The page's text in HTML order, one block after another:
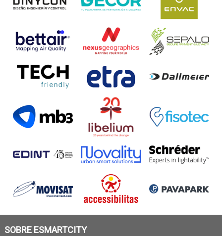
SOBRE ESMARTCITY